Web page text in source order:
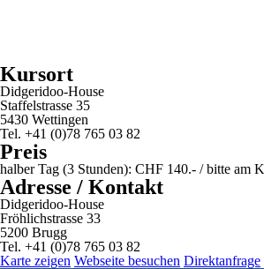
Kursort
Didgeridoo-House
Staffelstrasse 35
5430 Wettingen
Tel. +41 (0)78 765 03 82
Preis
halber Tag (3 Stunden): CHF 140.- / bitte am
Adresse / Kontakt
Didgeridoo-House
Fröhlichstrasse 33
5200 Brugg
Tel. +41 (0)78 765 03 82
Karte zeigen Webseite besuchen Direktanfrage